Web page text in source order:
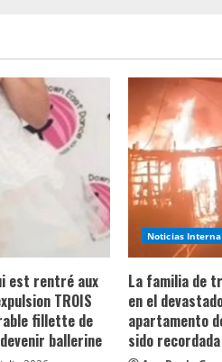
est rentré aux
TROIS
fillette de
ballerine
Noticias
La familia de
en el
apartamento
sido